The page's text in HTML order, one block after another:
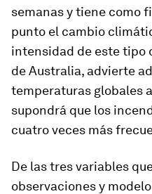
semanas y tiene como
punto el cambio
intensidad de este tipo
de Australia, advierte
temperaturas globales
supondrá que los
cuatro veces más
De las tres variables
observaciones y